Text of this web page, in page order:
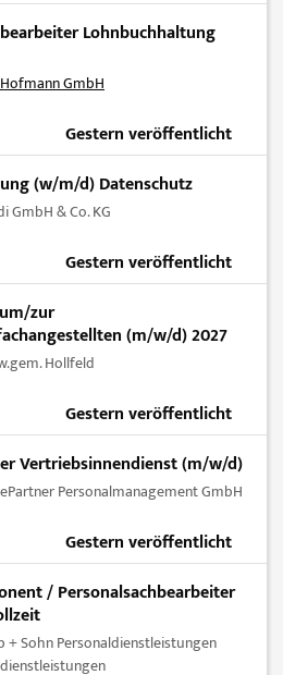
Lohnbuchhaltung
GmbH
Gestern veröffentlicht
(w/m/d) Datenschutz
GmbH & Co. KG
Gestern veröffentlicht
zur
(m/w/d) 2027
Hollfeld
Gestern veröffentlicht
Vertriebsinnendienst (m/w/d)
Personalmanagement GmbH
Gestern veröffentlicht
/ Personalsachbearbeiter
+ Sohn Personaldienstleistungen